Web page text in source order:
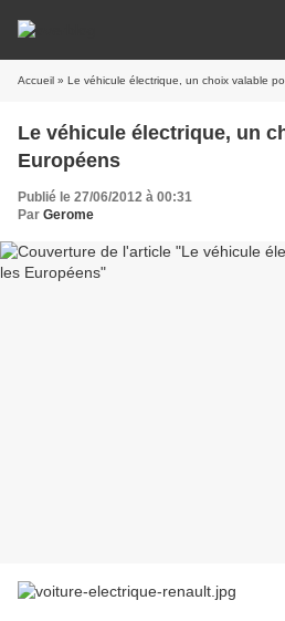
Accueil » Le véhicule électrique, un choix valable
Le véhicule électrique, un
Européens
Publié le 27/06/2012 à 00:31
Par Gerome